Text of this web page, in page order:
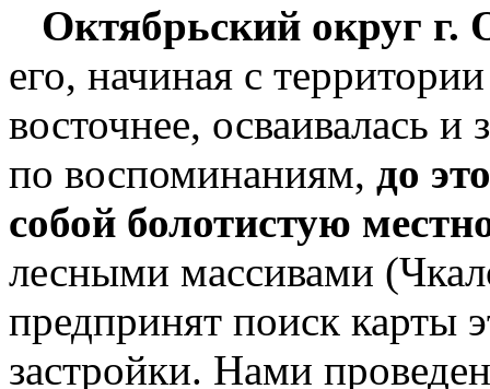
Октябрьский округ г.
его, начиная с
восточнее, осваивалась и
по воспоминаниям, до
собой болотистую
лесными массивами
предпринят поиск карты
застройки. Нами